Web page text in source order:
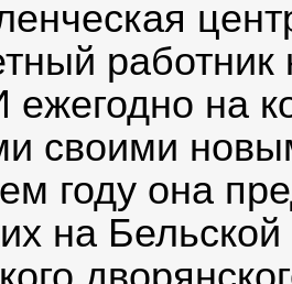
работник
ежегодно на
своими
году она
на